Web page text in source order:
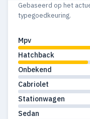
Gebaseerd op het
typegoedkeuring.
Mpv
Hatchback
Onbekend
Cabriolet
Stationwagen
Sedan